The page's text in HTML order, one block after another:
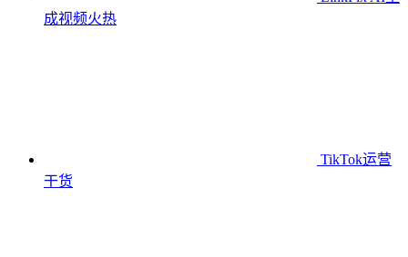
成视频火热
TikTok运营
干货